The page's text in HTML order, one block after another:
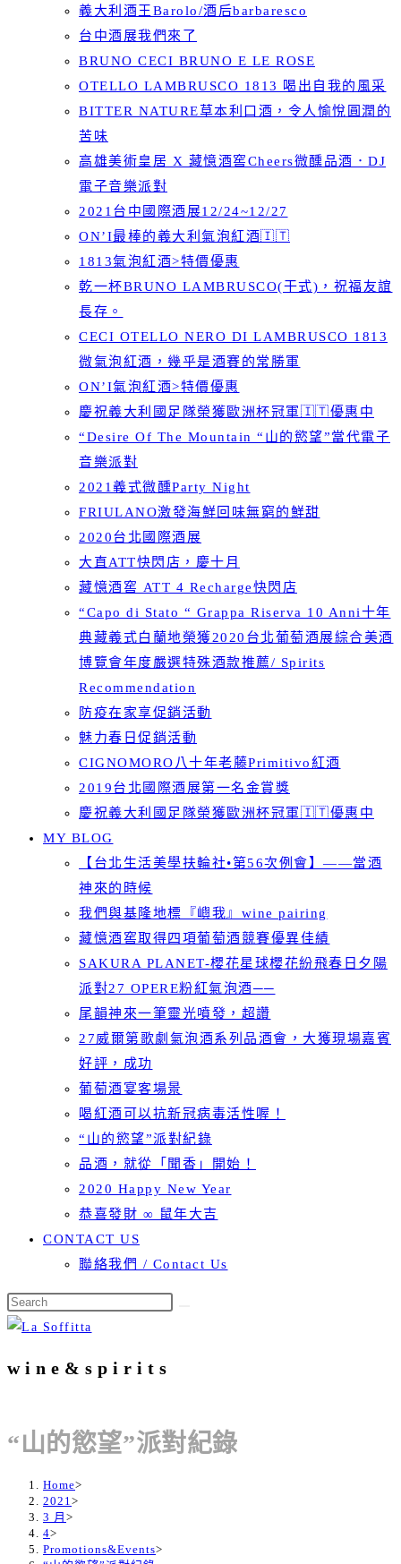
義大利酒王Barolo/酒后barbaresco
台中酒展我們來了
BRUNO CECI BRUNO E LE ROSE
OTELLO LAMBRUSCO 1813 喝出自我的風采
BITTER NATURE草本利口酒，令人愉悅圓潤的
苦味
高雄美術皇居 X 藏憶酒窖Cheers微醺品酒．DJ
電子音樂派對
2021台中國際酒展12/24~12/27
ON’I最棒的義大利氣泡紅酒🇮🇹
1813氣泡紅酒>特價優惠
乾一杯BRUNO LAMBRUSCO(干式)，祝福友誼
長存。
CECI OTELLO NERO DI LAMBRUSCO 1813
微氣泡紅酒，幾乎是酒賽的常勝軍
ON’I氣泡紅酒>特價優惠
慶祝義大利國足隊榮獲歐洲杯冠軍🇮🇹優惠中
“Desire Of The Mountain “山的慾望”當代電子
音樂派對
2021義式微醺Party Night
FRIULANO激發海鮮回味無窮的鮮甜
2020台北國際酒展
大直ATT快閃店，慶十月
藏憶酒窖 ATT 4 Recharge快閃店
“Capo di Stato “ Grappa Riserva 10 Anni十年
典藏義式白蘭地榮獲2020台北葡萄酒展綜合美酒
博覽會年度嚴選特殊酒款推薦/ Spirits
Recommendation
防疫在家享促銷活動
魅力春日促銷活動
CIGNOMORO八十年老藤Primitivo紅酒
2019台北國際酒展第一名金賞獎
慶祝義大利國足隊榮獲歐洲杯冠軍🇮🇹優惠中
MY BLOG
【台北生活美學扶輪社•第56次例會】——當酒
神來的時候
我們與基隆地標『嶼我』wine pairing
藏憶酒窖取得四項葡萄酒競賽優異佳績
SAKURA PLANET-櫻花星球櫻花紛飛春日夕陽
派對27 OPERE粉紅氣泡酒──
尾韻神來一筆靈光噴發，超讚
27威爾第歌劇氣泡酒系列品酒會，大獲現場嘉賓
好評，成功
葡萄酒宴客場景
喝紅酒可以抗新冠病毒活性喔！
“山的慾望”派對紀錄
品酒，就從「聞香」開始！
2020 Happy New Year
恭喜發財 ∞ 鼠年大吉
CONTACT US
聯絡我們 / Contact Us
wine&spirits
“山的慾望”派對紀錄
Home>
2021 >
3 月 >
4>
Promotions&Events>